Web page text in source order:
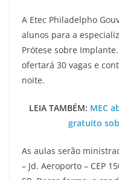
A Etec Philadelpho
alunos para a
Prótese sobre
ofertará 30 vagas e
noite.
LEIA TAMBÉM: MEC
gratuito
As aulas serão
– Jd. Aeroporto – CEP